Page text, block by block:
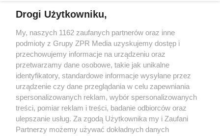
Żaden utwór zamieszczony w serwisie nie może być powielany i
rozpowszechniany lub dalej rozpowszechniany w jakikolwiek sposób (w
tym także elektroniczny lub mechaniczny) na jakimkolwiek polu
eksploatacji w jakiejkolwiek formie, włącznie z umieszczaniem w Internecie
bez pisemnej zgody właściciela praw. Jakiekolwiek użycie lub
wykorzystanie utworów w całości lub w części z naruszeniem prawa, tzn.
bez właściwej zgody, jest zabronione pod groźbą kary i może być ścigane
prawnie.
Drogi Użytkowniku,
My, naszych 1162 zaufanych partnerów oraz inne
podmioty z Grupy ZPR Media uzyskujemy dostęp i
przechowujemy informacje na urządzeniu oraz
przetwarzamy dane osobowe, takie jak unikalne
identyfikatory, standardowe informacje wysyłane przez
urządzenie czy dane przeglądania w celu zapewniania
spersonalizowanych reklam, wybór spersonalizowanych
treści, pomiar reklam i treści, badanie odbiorców oraz
ulepszanie usług. Za zgodą Użytkownika my i Zaufani
Partnerzy możemy używać dokładnych danych